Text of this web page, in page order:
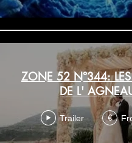
ZONE 52 N°344:
DE L'
Trailer €